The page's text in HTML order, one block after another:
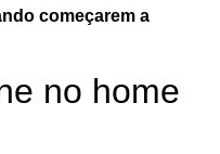
começarem a
no home